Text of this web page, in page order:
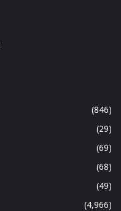
(846)
(29)
(69)
(68)
(49)
(4,966)